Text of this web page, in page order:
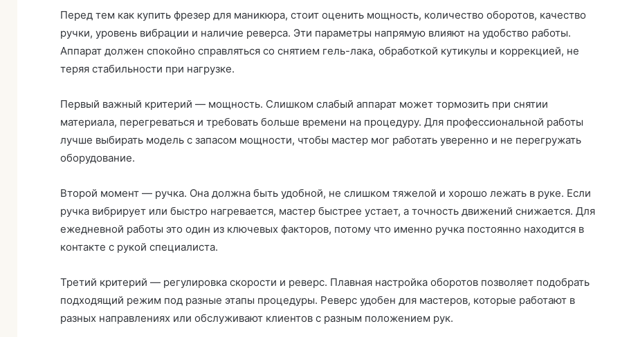
Перед тем как купить фрезер для маникюра, стоит оценить мощность, количество оборотов, качество
ручки, уровень вибрации и наличие реверса. Эти параметры напрямую влияют на удобство работы.
Аппарат должен спокойно справляться со снятием гель-лака, обработкой кутикулы и коррекцией, не
теряя стабильности при нагрузке.
Первый важный критерий — мощность. Слишком слабый аппарат может тормозить при снятии
материала, перегреваться и требовать больше времени на процедуру. Для профессиональной работы
лучше выбирать модель с запасом мощности, чтобы мастер мог работать уверенно и не перегружать
оборудование.
Второй момент — ручка. Она должна быть удобной, не слишком тяжелой и хорошо лежать в руке. Если
ручка вибрирует или быстро нагревается, мастер быстрее устает, а точность движений снижается. Для
ежедневной работы это один из ключевых факторов, потому что именно ручка постоянно находится в
контакте с рукой специалиста.
Третий критерий — регулировка скорости и реверс. Плавная настройка оборотов позволяет подобрать
подходящий режим под разные этапы процедуры. Реверс удобен для мастеров, которые работают в
разных направлениях или обслуживают клиентов с разным положением рук.